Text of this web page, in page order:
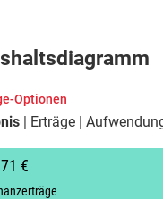
Optionen
Erträge
€